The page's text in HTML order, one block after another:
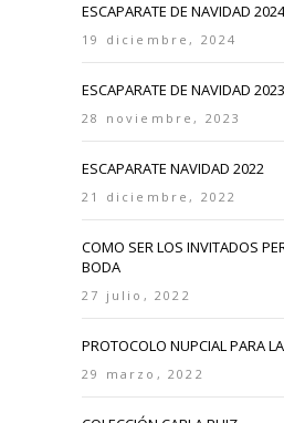
ESCAPARATE DE NAVIDAD 2024
19 diciembre, 2024
ESCAPARATE DE NAVIDAD 2023
28 noviembre, 2023
ESCAPARATE NAVIDAD 2022
21 diciembre, 2022
COMO SER LOS INVITADOS
BODA
27 julio, 2022
PROTOCOLO NUPCIAL PARA
29 marzo, 2022